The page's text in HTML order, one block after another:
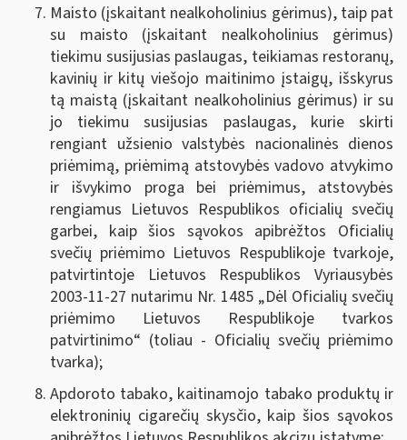
Maisto (įskaitant nealkoholinius gėrimus), taip pat
su maisto (įskaitant nealkoholinius gėrimus)
tiekimu susijusias paslaugas, teikiamas restoranų,
kavinių ir kitų viešojo maitinimo įstaigų, išskyrus
tą maistą (įskaitant nealkoholinius gėrimus) ir su
jo tiekimu susijusias paslaugas, kurie skirti
rengiant užsienio valstybės nacionalinės dienos
priėmimą, priėmimą atstovybės vadovo atvykimo
ir išvykimo proga bei priėmimus, atstovybės
rengiamus Lietuvos Respublikos oficialių svečių
garbei, kaip šios sąvokos apibrėžtos Oficialių
svečių priėmimo Lietuvos Respublikoje tvarkoje,
patvirtintoje Lietuvos Respublikos Vyriausybės
2003-11-27 nutarimu Nr. 1485 „Dėl Oficialių svečių
priėmimo Lietuvos Respublikoje tvarkos
patvirtinimo“ (toliau - Oficialių svečių priėmimo
tvarka);
Apdoroto tabako, kaitinamojo tabako produktų ir
elektroninių cigarečių skysčio, kaip šios sąvokos